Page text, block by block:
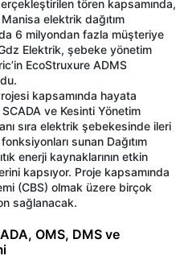
tören kapsamında,
elektrik dağıtım
6 milyondan fazla müşteriye
Elektrik, şebeke yönetim
EcoStruxure ADMS
kapsamında hayata
ve Kesinti Yönetim
sıra elektrik şebekesinde ileri
sunan Dağıtım
enerji kaynaklarının etkin
kapsıyor. Proje kapsamında
(CBS) olmak üzere birçok
sağlanacak.
OMS, DMS ve